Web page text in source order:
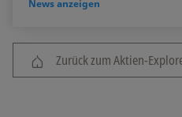
News anzeigen
Zurück zum Aktien-